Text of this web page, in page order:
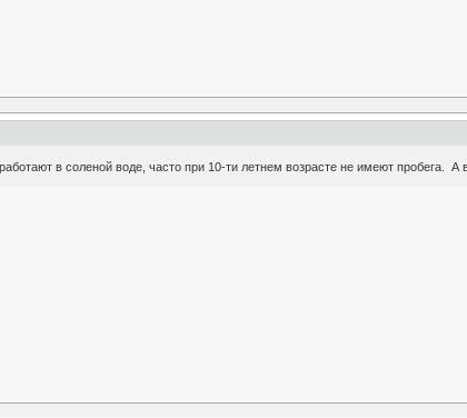
в соленой воде, часто при 10-ти летнем возрасте не имеют пробега.